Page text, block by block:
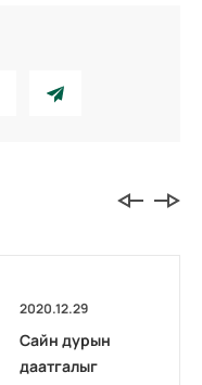
2020.12.29
Сайн дурын
даатгалыг